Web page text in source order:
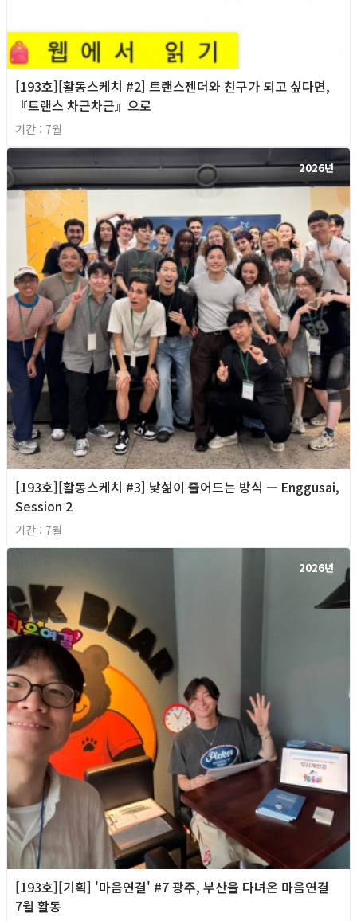
[193호][활동스케치 #2] 트랜스젠더와 친구가 되고 싶다면,
『트랜스 차근차근』으로
기간 : 7월
2026년
[193호][활동스케치 #3] 낯섦이 줄어드는 방식 — Enggusai,
Session 2
기간 : 7월
2026년
[193호][기획] '마음연결' #7 광주, 부산을 다녀온 마음연결
7월 활동